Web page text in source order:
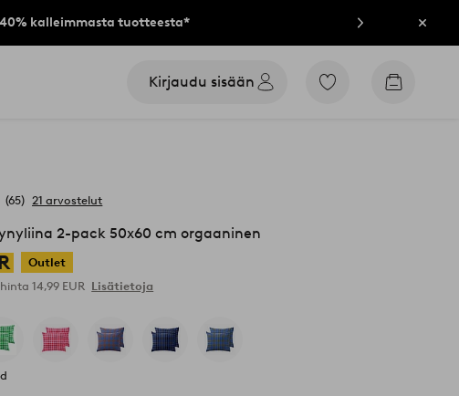
kalleimmasta tuotteesta* Sulje
Kirjaudu sisään
Siirry
Siirry
65 21 arvostelut
2-pack 50x60 cm orgaaninen
Outlet
hinta14,99 EUR Lisätietoja